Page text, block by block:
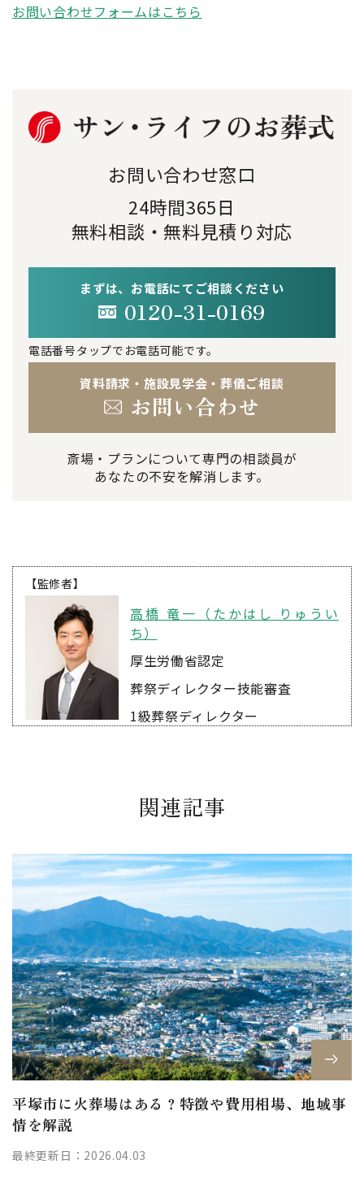
お問い合わせフォームはこちら
お問い合わせ窓口
24時間365日
無料相談・無料見積り対応
まずは、お電話にてご相談ください
0120-31-0169
電話番号タップでお電話可能です。
資料請求・施設見学会・葬儀ご相談
お問い合わせ
斎場・プランについて専門の相談員が
あなたの不安を解消します。
【監修者】
高橋 竜一（たかはし りゅうい
ち）
厚生労働省認定
葬祭ディレクター技能審査
1級葬祭ディレクター
関連記事
平塚市に火葬場はある？特徴や費用相場、地域事
情を解説
最終更新日：2026.04.03